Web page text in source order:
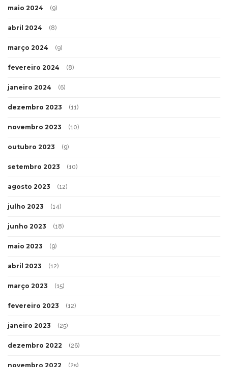
maio 2024 (9)
abril 2024 (8)
março 2024 (9)
fevereiro 2024 (8)
janeiro 2024 (6)
dezembro 2023 (11)
novembro 2023 (10)
outubro 2023 (9)
setembro 2023 (10)
agosto 2023 (12)
julho 2023 (14)
junho 2023 (18)
maio 2023 (9)
abril 2023 (12)
março 2023 (15)
fevereiro 2023 (12)
janeiro 2023 (25)
dezembro 2022 (26)
novembro 2022 (25)